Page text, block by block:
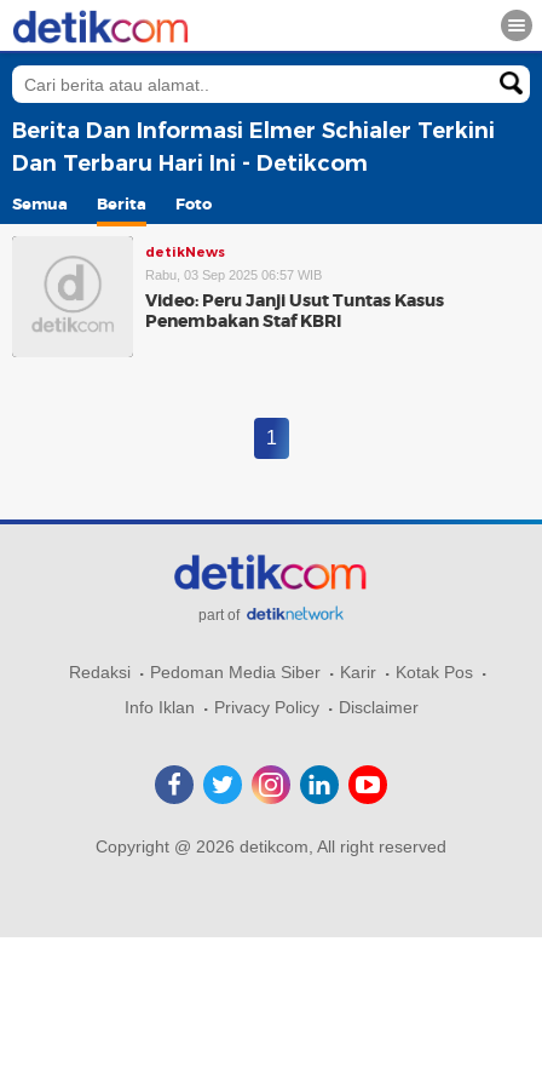
Berita Dan Informasi Elmer Schialer Terkini
Dan Terbaru Hari Ini - Detikcom
Semua Berita Foto
detikNews
Rabu, 03 Sep 2025 06:57 WIB
Video: Peru Janji Usut Tuntas Kasus
Penembakan Staf KBRI
1
part of
Redaksi Pedoman Media Siber Karir
Kotak Pos
Info Iklan
Privacy Policy Disclaimer
Copyright @ 2026 detikcom, All right reserved